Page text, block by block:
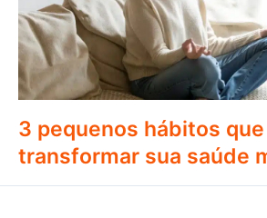
3 pequenos hábitos
transformar sua saúde